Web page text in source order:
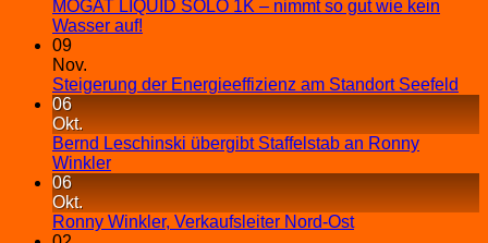
MOGAT LIQUID SOLO 1K – nimmt so gut wie kein
Wasser auf!
09
Nov.
Steigerung der Energieeffizienz am Standort Seefeld
06
Okt.
Bernd Leschinski übergibt Staffelstab an Ronny
Winkler
06
Okt.
Ronny Winkler, Verkaufsleiter Nord-Ost